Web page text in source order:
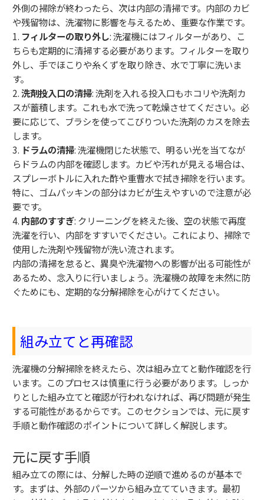
外側の掃除が終わったら、次は内部の清掃です。内部のカビ
や残留物は、洗濯物に影響を与えるため、重要な作業です。
1. フィルターの取り外し: 洗濯機にはフィルターがあり、こ
ちらも定期的に清掃する必要があります。フィルターを取り
外し、手でほこりや糸くずを取り除き、水で丁寧に洗いま
す。
2.洗剤投入口の清掃: 洗剤を入れる投入口もホコリや洗剤カ
スが蓄積します。これも水で洗って乾燥させてください。必
要に応じて、ブラシを使ってこびりついた洗剤のカスを除去
します。
3. ドラムの清掃: 洗濯機閉じた状態で、明るい光を当てなが
らドラムの内部を確認します。カビや汚れが見える場合は、
スプレーボトルに入れた酢や重曹水で拭き掃除を行います。
特に、ゴムパッキンの部分はカビが生えやすいので注意が必
要です。
4. 内部のすすぎ: クリーニングを終えた後、空の状態で再度
洗濯を行い、内部をすすいでください。これにより、掃除で
使用した洗剤や残留物が洗い流されます。
内部の清掃を怠ると、異臭や洗濯物への影響が出る可能性が
あるため、念入りに行いましょう。洗濯機の故障を未然に防
ぐためにも、定期的な分解掃除を心がけてください。
組み立てと再確認
洗濯機の分解掃除を終えたら、次は組み立てと動作確認を行
います。このプロセスは慎重に行う必要があります。しっか
りとした組み立てと確認が行われなければ、再び問題が発生
する可能性があるからです。このセクションでは、元に戻す
手順と動作確認のポイントについて詳しく解説します。
元に戻す手順
組み立ての際には、分解した時の逆順で進めるのが基本で
す。まずは、外部のパーツから組み立てていきます。最初